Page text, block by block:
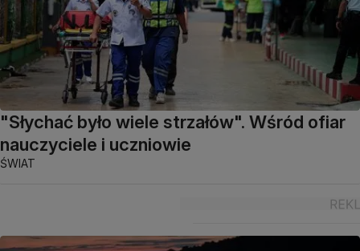
"Słychać było wiele strzałów". Wśród ofiar
nauczyciele i uczniowie
ŚWIAT